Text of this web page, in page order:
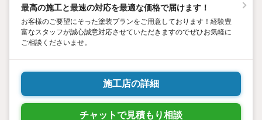
最高の施工と最速の対応を最適な価格で届けます！
お客様のご要望にそった塗装プランをご用意しております！経験豊
富なスタッフが誠心誠意対応させていただきますのでぜひお気軽に
ご相談くださいませ。
施工店の詳細
チャットで見積もり相談